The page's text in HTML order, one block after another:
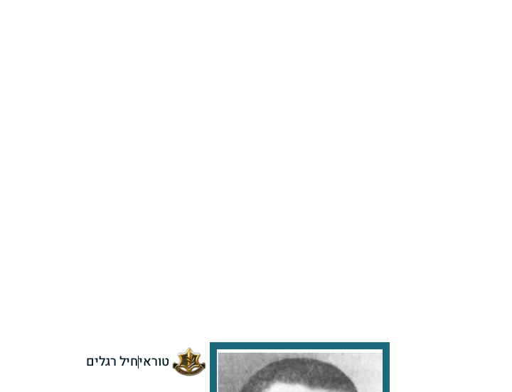
טוראיחיל רגלים